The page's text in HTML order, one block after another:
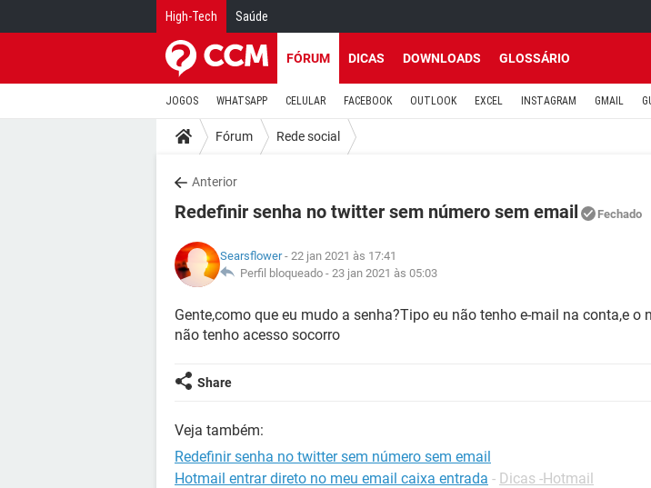
High-Tech Saúde
FÓRUM DICAS DOWNLOADS GLOSSÁRIO
JOGOS WHATSAPP CELULAR FACEBOOK OUTLOOK EXCEL INSTAGRAM GMAIL
Fórum Rede social
Anterior
Redefinir senha no twitter sem número sem email Fechado
Searsflower- 22 jan 2021 às 17:41
Perfil bloqueado - 23 jan 2021 às 05:03
Gente,como que eu mudo a senha?Tipo eu não tenho e-mail na conta,e o
não tenho acesso socorro
Share
Veja também:
Redefinir senha no twitter sem número sem email
Hotmail entrar direto no meu email caixa entrada - Dicas -Hotmail